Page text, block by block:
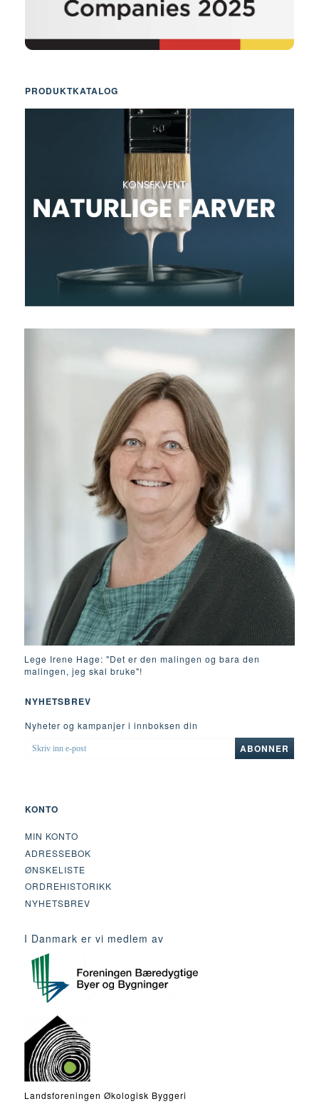
PRODUKTKATALOG
Lege Irene Hage: "Det er den malingen og bara den
malingen, jeg skal bruke"!
NYHETSBREV
Nyheter og kampanjer i innboksen din
SKRIV
INN
ABONNER
KONTO
MIN KONTO
ADRESSEBOK
ØNSKELISTE
ORDREHISTORIKK
NYHETSBREV
I Danmark er vi medlem av
Landsforeningen Økologisk Byggeri